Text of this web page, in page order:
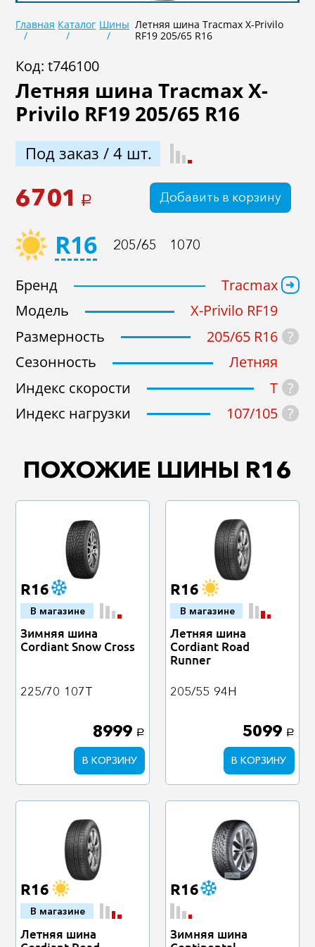
Не задан
В наличии
Подобрать Сброс
Главная Каталог Шины Летняя шина Tracmax X-Privilo
RF19 205/65 R16
Код: t746100
Летняя шина Tracmax X-
Privilo RF19 205/65 R16
Под заказ / 4 шт.
6701 a Добавить в корзину
R16 205/65 1070
Бренд
Tracmax
Модель
X-Privilo RF19
Размерность
205/65 R16 ?
Сезонность
Летняя
Индекс скорости
T ?
Индекс нагрузки
107/105 ?
ПОХОЖИЕ ШИНЫ R16
R16
В магазине
Зимняя шина
Cordiant Snow Cross
225/70 107T
8999 a
В КОРЗИНУ
R16
В магазине
Летняя шина
Cordiant Road
Runner
205/55 94H
5099 a
В КОРЗИНУ
R16
В магазине
Летняя шина
R16
Зимняя шина